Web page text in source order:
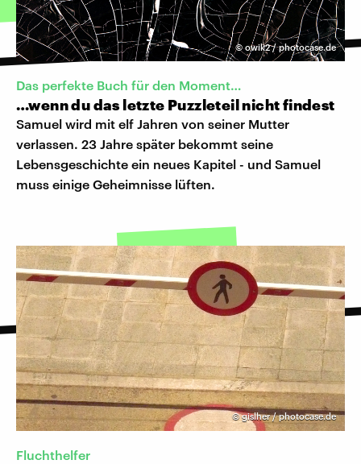
©owik2 / photocase.de
Das perfekte Buch für den Moment…
…wenn du das letzte Puzzleteil nicht findest
Samuel wird mit elf Jahren von seiner Mutter
verlassen. 23 Jahre später bekommt seine
Lebensgeschichte ein neues Kapitel - und Samuel
muss einige Geheimnisse lüften.
©gislher / photocase.de
Fluchthelfer